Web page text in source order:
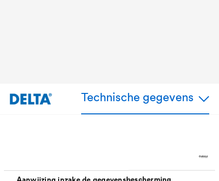
Aanwijzing inzake de gegevensbescherming
Technische gegevens